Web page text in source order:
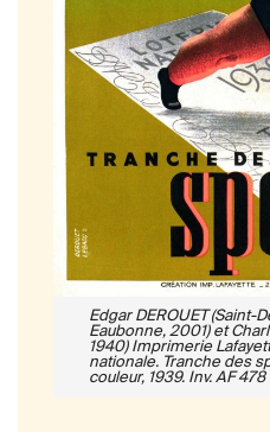
Edgar DEROUET (Saint-
Eaubonne, 2001) et
1940) Imprimerie
nationale. Tranche des
couleur, 1939. Inv. AF 478